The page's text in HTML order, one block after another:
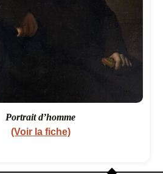
Portrait d’homme
(Voir la fiche)